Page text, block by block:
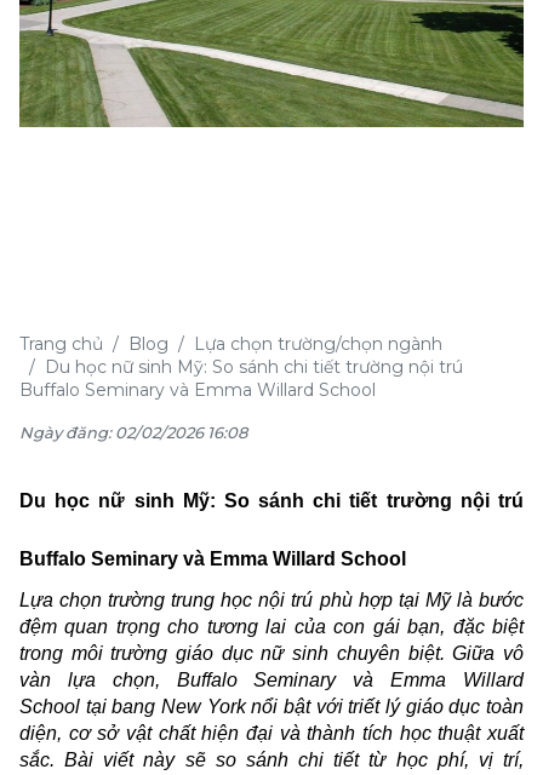
Trang chủ Blog
Lựa chọn trường/chọn ngành
Du học nữ sinh Mỹ: So sánh chi tiết trường nội trú
Buffalo Seminary và Emma Willard School
Ngày đăng: 02/02/2026 16:08
Du học nữ sinh Mỹ: So sánh chi tiết trường nội trú
Buffalo Seminary và Emma Willard School
Lựa chọn trường trung học nội trú phù hợp tại Mỹ là bước
đệm quan trọng cho tương lai của con gái bạn, đặc biệt
trong môi trường giáo dục nữ sinh chuyên biệt. Giữa vô
vàn lựa chọn, Buffalo Seminary và Emma Willard
School tại bang New York nổi bật với triết lý giáo dục toàn
diện, cơ sở vật chất hiện đại và thành tích học thuật xuất
sắc. Bài viết này sẽ so sánh chi tiết từ học phí, vị trí,